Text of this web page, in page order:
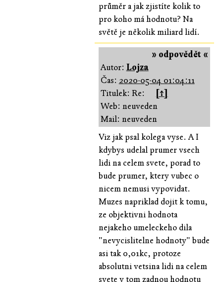
průměr a jak zjistíte kolik to
pro koho má hodnotu? Na
světě je několik miliard lidí.
» odpovědět «
Autor: Lojza
Čas: 2020-05-04 01:04:11
Titulek: Re:
[↑]
Web: neuveden
Mail: neuveden
Viz jak psal kolega vyse. A I
kdybys udelal prumer vsech
lidi na celem svete, porad to
bude prumer, ktery vubec o
nicem nemusi vypovidat.
Muzes napriklad dojit k tomu,
ze objektivni hodnota
nejakeho umeleckeho dila
"nevycislitelne hodnoty" bude
asi tak 0,01kc, protoze
absolutni vetsina lidi na celem
svete v tom zadnou hodnotu